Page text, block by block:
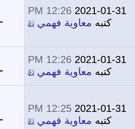
2021-01-31
12:26 PM
كتبه معاوية فهمي
2021-01-31
12:26 PM
كتبه معاوية فهمي
2021-01-31
12:25 PM
كتبه معاوية فهمي